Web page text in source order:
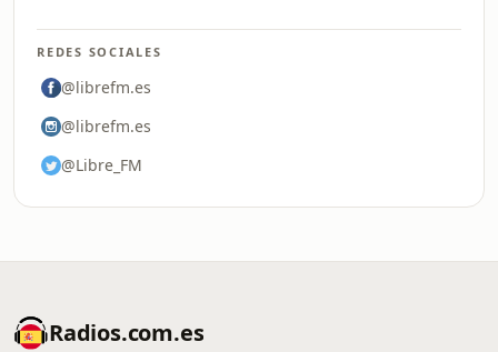
REDES SOCIALES
@librefm.es
@librefm.es
@Libre_FM
Radios.com.es